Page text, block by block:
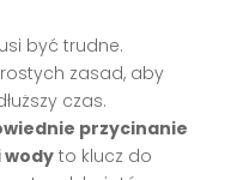
być trudne.
zasad, aby
czas.
przycinanie
wody to klucz do